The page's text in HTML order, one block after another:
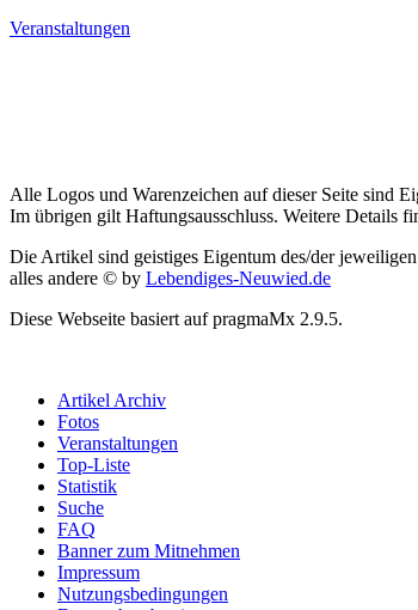
Veranstaltungen
Alle Logos und Warenzeichen auf dieser Seite sind
Im übrigen gilt Haftungsausschluss. Weitere Details
Die Artikel sind geistiges Eigentum des/der
alles andere © by Lebendiges-Neuwied.de
Diese Webseite basiert auf pragmaMx 2.9.5.
Artikel Archiv
Fotos
Veranstaltungen
Top-Liste
Statistik
Suche
FAQ
Banner zum Mitnehmen
Impressum
Nutzungsbedingungen